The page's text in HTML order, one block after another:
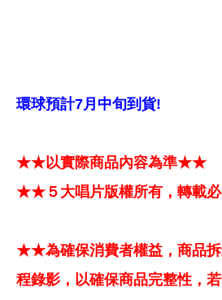
環球預計7月中旬到貨!
★★以實際商品內容為準★★
★★５大唱片版權所有，轉載
★★為確保消費者權益，商品拆
程錄影，以確保商品完整性，